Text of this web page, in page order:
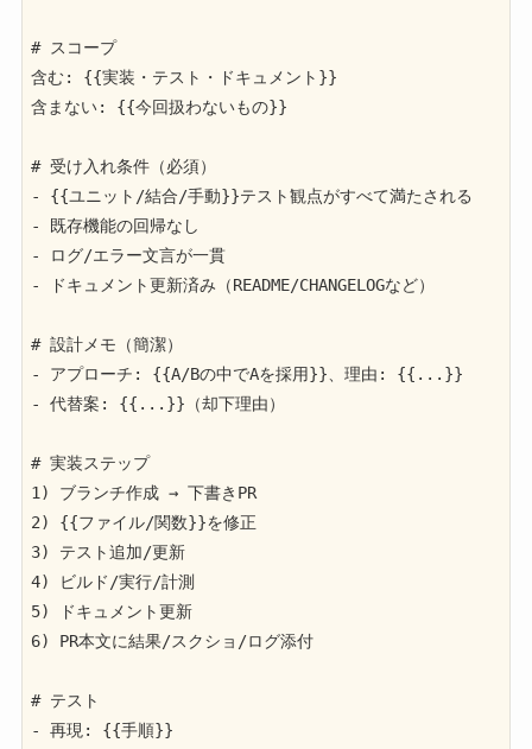
# スコープ
含む: {{実装・テスト・ドキュメント}}
含まない: {{今回扱わないもの}}
# 受け入れ条件（必須）
- {{ユニット/結合/手動}}テスト観点がすべて満たされる
- 既存機能の回帰なし
- ログ/エラー文言が一貫
- ドキュメント更新済み（README/CHANGELOGなど）
# 設計メモ（簡潔）
- アプローチ: {{A/Bの中でAを採用}}、理由: {{...}}
- 代替案: {{...}}（却下理由）
# 実装ステップ
1) ブランチ作成 → 下書きPR
2) {{ファイル/関数}}を修正
3) テスト追加/更新
4) ビルド/実行/計測
5) ドキュメント更新
6) PR本文に結果/スクショ/ログ添付
# テスト
- 再現: {{手順}}